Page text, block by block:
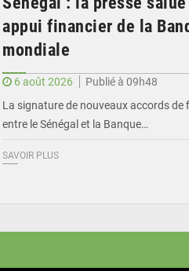
appui financier de la
mondiale
6 août 2026
Publié à 09h48
La signature de nouveaux accords de
entre le Sénégal et la Banque…
SAVOIR PLUS